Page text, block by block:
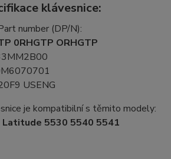
klávesnice:
number (DP/N):
0RHGTP ORHGTP
USENG
je kompatibilní s těmito modely:
Latitude 5530 5540 5541